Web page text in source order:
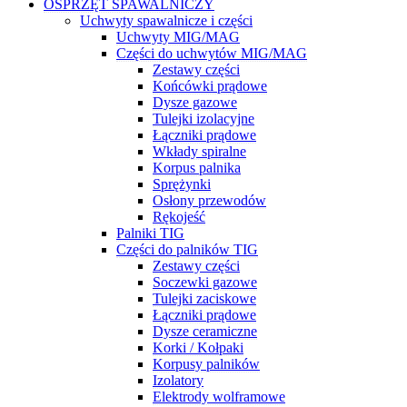
OSPRZĘT SPAWALNICZY
Uchwyty spawalnicze i części
Uchwyty MIG/MAG
Części do uchwytów MIG/MAG
Zestawy części
Końcówki prądowe
Dysze gazowe
Tulejki izolacyjne
Łączniki prądowe
Wkłady spiralne
Korpus palnika
Sprężynki
Osłony przewodów
Rękojeść
Palniki TIG
Części do palników TIG
Zestawy części
Soczewki gazowe
Tulejki zaciskowe
Łączniki prądowe
Dysze ceramiczne
Korki / Kołpaki
Korpusy palników
Izolatory
Elektrody wolframowe